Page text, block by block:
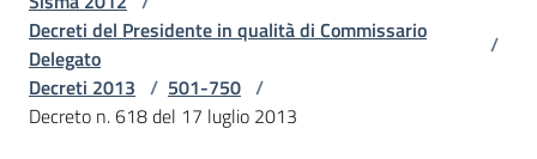
Accesso
Decreti del Presidente in qualità di Commissario
Delegato
/
Decreti 2013 / 501-750 /
Decreto n. 618 del 17 luglio 2013